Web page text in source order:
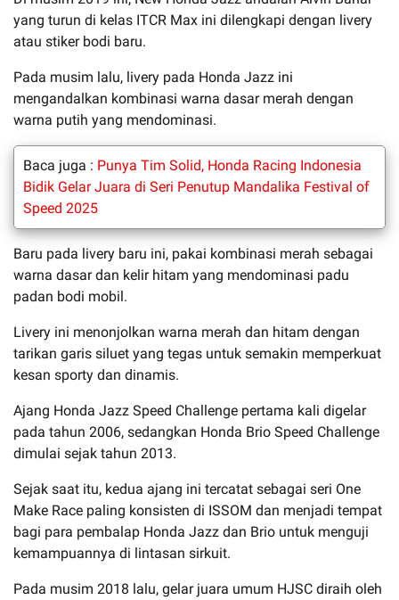
yang turun di kelas ITCR Max ini dilengkapi dengan livery
atau stiker bodi baru.
Pada musim lalu, livery pada Honda Jazz ini
mengandalkan kombinasi warna dasar merah dengan
warna putih yang mendominasi.
Baca juga : Punya Tim Solid, Honda Racing Indonesia
Bidik Gelar Juara di Seri Penutup Mandalika Festival of
Speed 2025
Baru pada livery baru ini, pakai kombinasi merah sebagai
warna dasar dan kelir hitam yang mendominasi padu
padan bodi mobil.
Livery ini menonjolkan warna merah dan hitam dengan
tarikan garis siluet yang tegas untuk semakin memperkuat
kesan sporty dan dinamis.
Ajang Honda Jazz Speed Challenge pertama kali digelar
pada tahun 2006, sedangkan Honda Brio Speed Challenge
dimulai sejak tahun 2013.
Sejak saat itu, kedua ajang ini tercatat sebagai seri One
Make Race paling konsisten di ISSOM dan menjadi tempat
bagi para pembalap Honda Jazz dan Brio untuk menguji
kemampuannya di lintasan sirkuit.
Pada musim 2018 lalu, gelar juara umum HJSC diraih oleh